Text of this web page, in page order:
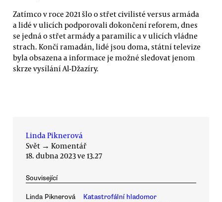
Zatímco v roce 2021 šlo o střet civilisté versus armáda
a lidé v ulicích podporovali dokončení reforem, dnes
se jedná o střet armády a paramilic a v ulicích vládne
strach. Končí ramadán, lidé jsou doma, státní televize
byla obsazena a informace je možné sledovat jenom
skrze vysílání Al-Džazíry.
Linda Piknerová
Svět → Komentář
18. dubna 2023 ve 13.27
Související
Linda Piknerová
Katastrofální hladomor